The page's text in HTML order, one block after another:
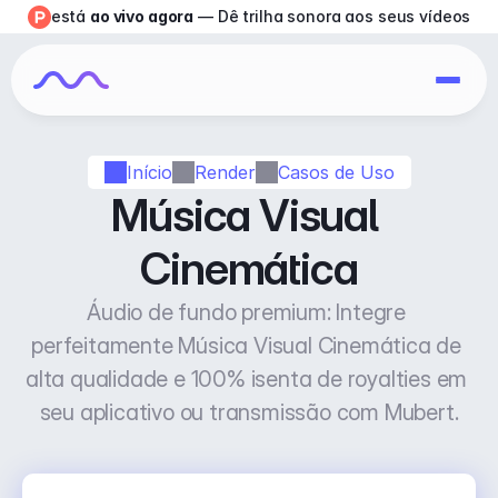
Início Render Casos de Uso
Música Visual
Cinemática
Áudio de fundo premium: Integre
perfeitamente Música Visual Cinemática de
alta qualidade e 100% isenta de royalties em
seu aplicativo ou transmissão com Mubert.
está ao vivo agora — Dê trilha sonora aos seus vídeos